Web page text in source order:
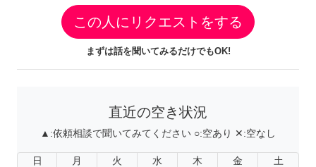
この人にリクエストをする
まずは話を聞いてみるだけでもOK!
直近の空き状況
▲:依頼相談で聞いてみてください ○:空あり ✕:空なし
日 月 火 水 木 金 土